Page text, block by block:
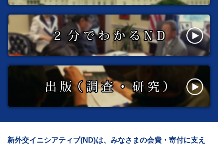
新外交イニシアティブ(ND)は、みなさまの会費・寄付に支え